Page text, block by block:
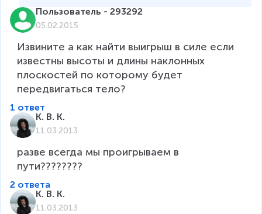
Пользователь - 293292
05.02.2015
Извините а как найти выигрыш в силе если
известны высоты и длины наклонных
плоскостей по которому будет
передвигаться тело?
1 ответ
K. B. K.
11.03.2013
разве всегда мы проигрываем в
пути????????
2 ответа
K. B. K.
11.03.2013